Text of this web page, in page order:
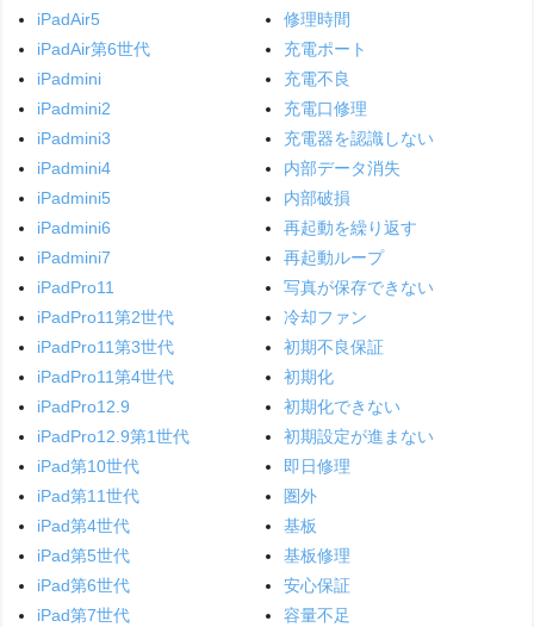
iPadAir5
iPadAir第6世代
iPadmini
iPadmini2
iPadmini3
iPadmini4
iPadmini5
iPadmini6
iPadmini7
iPadPro11
iPadPro11第2世代
iPadPro11第3世代
iPadPro11第4世代
iPadPro12.9
iPadPro12.9第1世代
iPad第10世代
iPad第11世代
iPad第4世代
iPad第5世代
iPad第6世代
iPad第7世代
修理時間
充電ポート
充電不良
充電口修理
充電器を認識しない
内部データ消失
内部破損
再起動を繰り返す
再起動ループ
写真が保存できない
冷却ファン
初期不良保証
初期化
初期化できない
初期設定が進まない
即日修理
圏外
基板
基板修理
安心保証
容量不足